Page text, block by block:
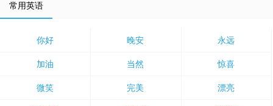
常用英语
你好 晚安 永远
加油 当然 惊喜
微笑 完美 漂亮